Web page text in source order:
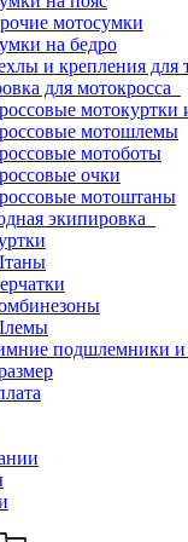
мотосумки
на бедро
и крепления для
для мотокросса
мотокуртки
мотошлемы
мотоботы
очки
мотоштаны
экипировка
подшлемники и